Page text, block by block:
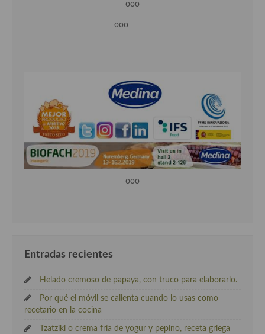
ooo
ooo
ooo
Entradas recientes
Helado cremoso de papaya, con truco para elaborarlo.
Por qué el móvil se calienta cuando lo usas como
recetario en la cocina
Tzatziki o crema fría de yogur y pepino, receta griega